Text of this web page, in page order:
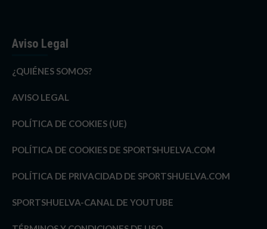
Aviso Legal
¿QUIÉNES SOMOS?
AVISO LEGAL
POLÍTICA DE COOKIES (UE)
POLÍTICA DE COOKIES DE SPORTSHUELVA.COM
POLÍTICA DE PRIVACIDAD DE SPORTSHUELVA.COM
SPORTSHUELVA-CANAL DE YOUTUBE